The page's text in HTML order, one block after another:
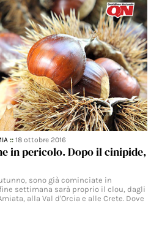
::18 ottobre 2016
in pericolo. Dopo il cinipide,
sono già cominciate in
settimana sarà proprio il clou, dagli
alla Val d'Orcia e alle Crete. Dove